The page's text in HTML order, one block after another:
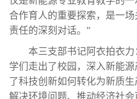
合作育人的重要探索，是一
责任的深刻对话。”
本三支部书记阿衣拍衣力
学们走出了校园，深入新能
了科技创新如何转化为新质
解决环境问题、推动经济社